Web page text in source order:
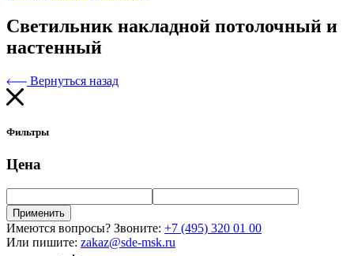
Светильник накладной потолочный и
настенный
Вернуться назад
Фильтры
Цена
Применить
Имеются вопросы? Звоните: +7 (495) 320 01 00
Или пишите: zakaz@sde-msk.ru